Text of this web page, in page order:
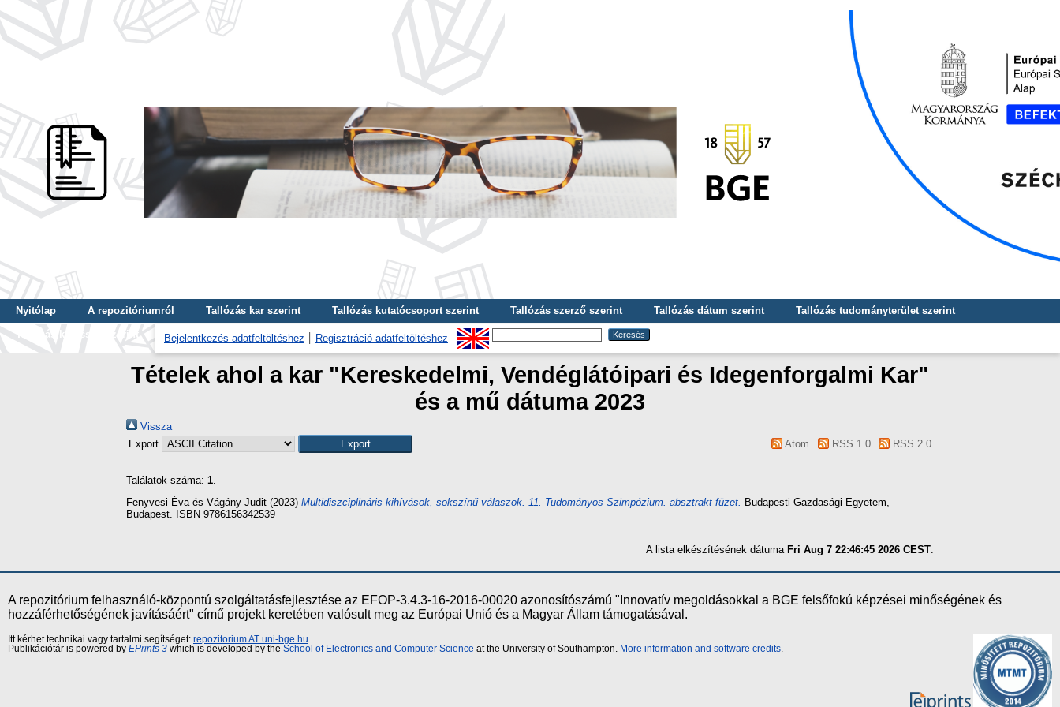
Nyitólap A repozitóriumról Tallózás kar szerint Tallózás kutatócsoport szerint Tallózás szerző szerint Tallózás dátum szerint
Tallózás tudományterület szerint
Tallózás kulcsszó szerint
Bejelentkezés adatfeltöltéshez Regisztráció adatfeltöltéshez
Tételek ahol a kar "Kereskedelmi, Vendéglátóipari és Idegenforgalmi Kar"
és a mű dátuma 2023
Vissza
Export
Atom RSS 1.0 RSS 2.0
Találatok száma: 1.
Fenyvesi Éva és Vágány Judit (2023) Multidiszciplináris kihívások, sokszínű válaszok. 11. Tudományos Szimpózium. absztrakt füzet.
Budapesti Gazdasági Egyetem,
Budapest. ISBN 9786156342539
A lista elkészítésének dátuma Fri Aug 7 22:46:45 2026 CEST
A repozitórium felhasználó-központú szolgáltatásfejlesztése az EFOP-3.4.3-16-2016-00020 azonosítószámú "Innovatív megoldásokkal a BGE felsőfokú képzései minőségének és
hozzáférhetőségének javításáért" című projekt keretében valósult meg az Európai Unió és a Magyar Állam támogatásával.
Itt kérhet technikai vagy tartalmi segítséget: repozitorium AT uni-bge.hu
Publikációtár is powered by EPrints 3 which is developed by the School of Electronics and Computer Science at the University of Southampton. More information and software credits